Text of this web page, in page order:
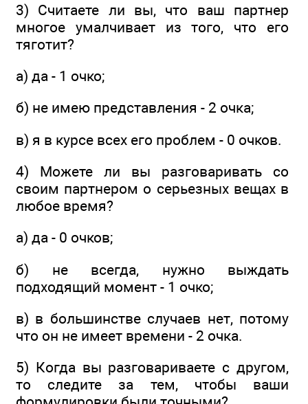
3) Считаете ли вы, что ваш партнер
многое умалчивает из того, что его
тяготит?
а) да - 1 очко;
б) не имею представления - 2 очка;
в) я в курсе всех его проблем - 0 очков.
4) Можете ли вы разговаривать со
своим партнером о серьезных вещах в
любое время?
а) да - 0 очков;
б) не всегда, нужно выждать
подходящий момент - 1 очко;
в) в большинстве случаев нет, потому
что он не имеет времени - 2 очка.
5) Когда вы разговариваете с другом,
то следите за тем, чтобы ваши